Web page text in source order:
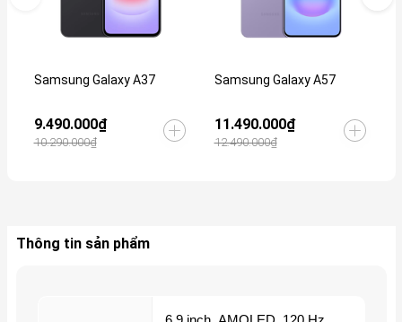
Samsung Galaxy A37
9.490.000₫
10.290.000₫
Samsung Galaxy A57
11.490.000₫
12.490.000₫
Thông tin sản phẩm